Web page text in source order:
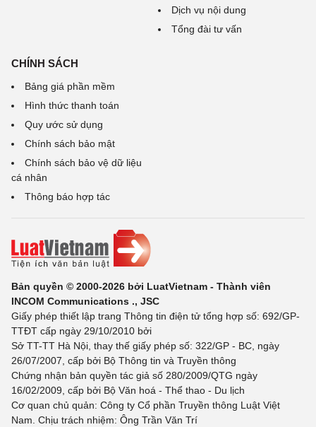
Dịch vụ nội dung
Tổng đài tư vấn
CHÍNH SÁCH
Bảng giá phần mềm
Hình thức thanh toán
Quy ước sử dụng
Chính sách bảo mật
Chính sách bảo vệ dữ liệu
cá nhân
Thông báo hợp tác
Bản quyền © 2000-2026 bởi LuatVietnam - Thành viên
INCOM Communications ., JSC
Giấy phép thiết lập trang Thông tin điện tử tổng hợp số: 692/GP-
TTĐT cấp ngày 29/10/2010 bởi
Sở TT-TT Hà Nội, thay thế giấy phép số: 322/GP - BC, ngày
26/07/2007, cấp bởi Bộ Thông tin và Truyền thông
Chứng nhận bản quyền tác giả số 280/2009/QTG ngày
16/02/2009, cấp bởi Bộ Văn hoá - Thể thao - Du lịch
Cơ quan chủ quản: Công ty Cổ phần Truyền thông Luật Việt
Nam. Chịu trách nhiệm: Ông Trần Văn Trí